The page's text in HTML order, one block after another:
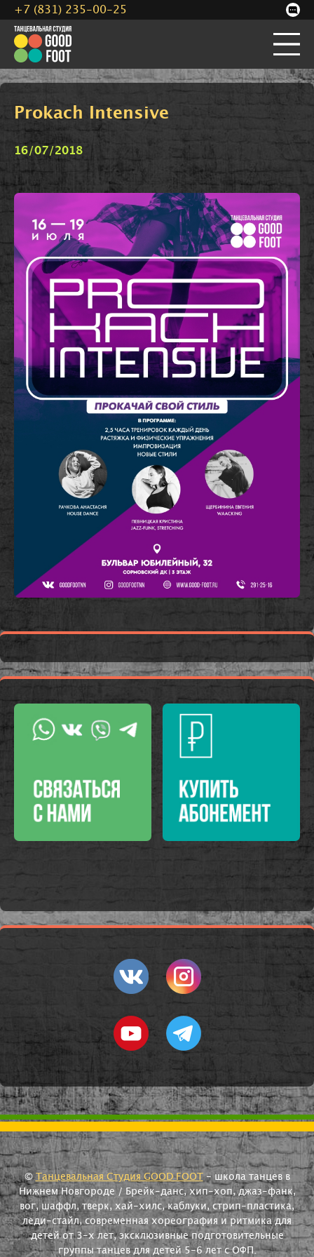
Prokach Intensive
16/07/2018
© Танцевальная Студия GOOD FOOT- школа танцев в
Нижнем Новгороде / Брейк-данс, хип-хоп, джаз-фанк,
вог, шаффл, тверк, хай-хилс, каблуки, стрип-пластика,
леди-стайл, современная хореография и ритмика для
детей от 3-х лет, эксклюзивные подготовительные
группы танцев для детей 5-6 лет с ОФП.
+7 (831) 235-00-25